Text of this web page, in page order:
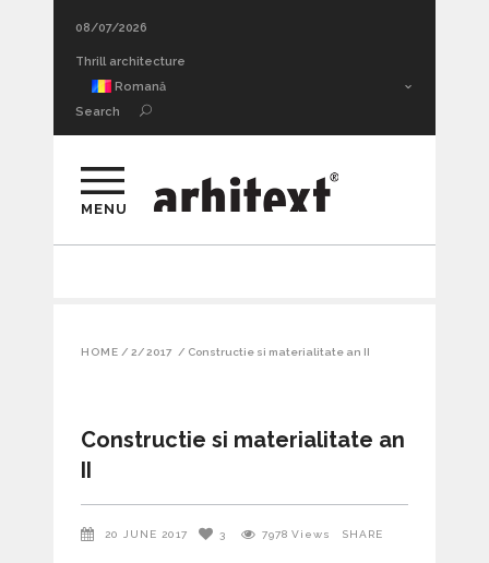
08/07/2026
Noul site arhitext
Romană
Search
MENU
HOME / 2/2017 / Constructie si materialitate an II
Constructie si materialitate an
II
20 JUNE 2017 3 7978 Views SHARE